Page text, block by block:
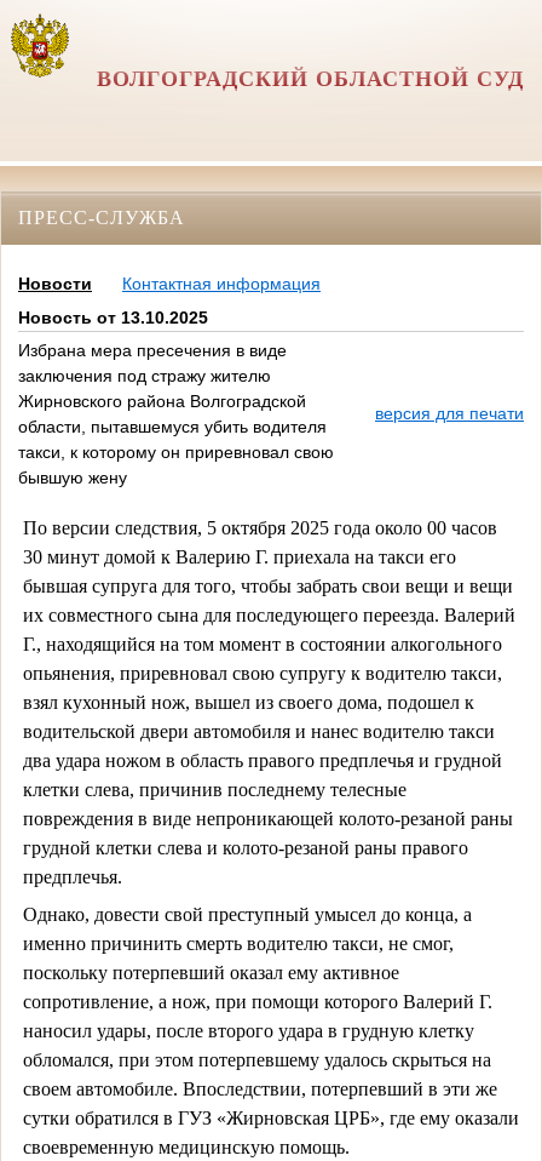
ВОЛГОГРАДСКИЙ ОБЛАСТНОЙ СУД
ПРЕСС-СЛУЖБА
Новости
Контактная информация
Новость от 13.10.2025
Избрана мера пресечения в виде
заключения под стражу жителю
Жирновского района Волгоградской
области, пытавшемуся убить водителя
такси, к которому он приревновал свою
бывшую жену
версия для печати
По версии следствия, 5 октября 2025 года около 00 часов
30 минут домой к Валерию Г. приехала на такси его
бывшая супруга для того, чтобы забрать свои вещи и вещи
их совместного сына для последующего переезда. Валерий
Г., находящийся на том момент в состоянии алкогольного
опьянения, приревновал свою супругу к водителю такси,
взял кухонный нож, вышел из своего дома, подошел к
водительской двери автомобиля и нанес водителю такси
два удара ножом в область правого предплечья и грудной
клетки слева, причинив последнему телесные
повреждения в виде непроникающей колото-резаной раны
грудной клетки слева и колото-резаной раны правого
предплечья.
Однако, довести свой преступный умысел до конца, а
именно причинить смерть водителю такси, не смог,
поскольку потерпевший оказал ему активное
сопротивление, а нож, при помощи которого Валерий Г.
наносил удары, после второго удара в грудную клетку
обломался, при этом потерпевшему удалось скрыться на
своем автомобиле. Впоследствии, потерпевший в эти же
сутки обратился в ГУЗ «Жирновская ЦРБ», где ему оказали
своевременную медицинскую помощь.